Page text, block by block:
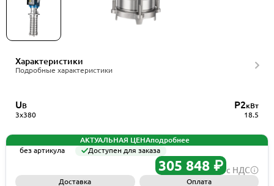
Характеристики
Подробные характеристики
UВ
3x380
P2кВт
18.5
АКТУАЛЬНАЯ ЦЕНАподробнее
без артикула
Доступен для заказа
305 848 ₽ с НДС
Доставка Оплата